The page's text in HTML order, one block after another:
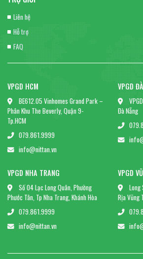
Liên hệ
Hỗ trợ
FAQ
VPGD HCM
BE612.05 Vinhomes Grand Park –
Phân Khu The Beverly, Quận 9-
Tp.HCM
079.861.9999
info@nittan.vn
VPGD
Đà Nẵng
VPGD NHA TRANG
Số 04 Lạc Long Quân, Phường
Phước Tân, Tp Nha Trang, Khánh Hòa
079.861.9999
info@nittan.vn
VPGD
Long
Rịa Vũng